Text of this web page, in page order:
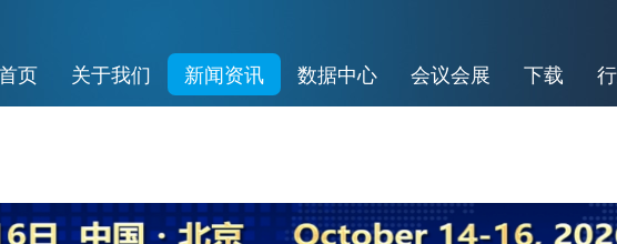
页 关于我们 新闻资讯 数据中心 会议会展 下载